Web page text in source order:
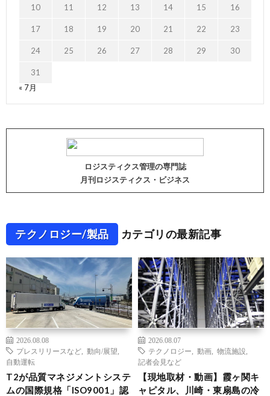
10 11 12 13 14 15 16
17 18 19 20 21 22 23
24 25 26 27 28 29 30
31
« 7月
ロジスティクス管理の専門誌
月刊ロジスティクス・ビジネス
テクノロジー/製品 カテゴリの最新記事
2026.08.08
プレスリリースなど
動向/展望
自動運転
T2が品質マネジメントシステ
ムの国際規格「ISO9001」認
2026.08.07
テクノロジー
動画 物流施設
記者会見など
【現地取材・動画】霞ヶ関キ
ャピタル、川崎・東扇島の冷